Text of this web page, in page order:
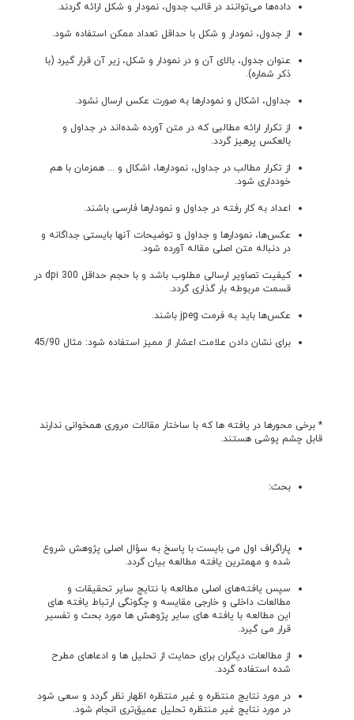
داده‌ها می‌توانند در قالب جدول، نمودار و شکل ارائه گردند.
از جدول، نمودار و شکل با حداقل تعداد ممکن استفاده شود.
عنوان جدول، بالای آن و در نمودار و شکل، زير آن قرار گيرد (با
ذکر شماره).
جداول، اشکال و نمودارها به صورت عکس ارسال نشود.
از تکرار ارائه مطالبی که در متن آورده شده‌اند در جداول و
بالعکس پرهیز گردد.
از تکرار مطالب در جداول، نمودارها، اشکال و ... همزمان با هم
خودداری شود.
اعداد به کار رفته در جداول و نمودارها فارسی باشند.
عکس‌ها، نمودارها و جداول و توضيحات آن­ها‌ بايستی جداگانه و
در دنباله متن اصلی مقاله آورده شود.
کيفيت تصاوير ارسالی مطلوب باشد و با حجم حداقل dpi 300 در
قسمت مربوطه بار گذاری گردد.
عکس‌ها بايد به فرمت ‌jpeg باشند.
برای نشان دادن علامت اعشار از ممیز استفاده شود: مثال 45/90
* برخی محورها در یافته ها که با ساختار مقالات مروری همخوانی ندارند
قابل چشم پوشی هستند.
بحث:
پاراگراف اول می بایست با پاسخ به سؤال اصلی پژوهش شروع
شده و مهم­ترین یافته مطالعه بیان گردد.
سپس يافته‌های اصلی مطالعه با نتایج سایر تحقیقات و
مطالعات داخلی و خارجی مقایسه و چگونگی ارتباط یافته های
این مطالعه با یافته های سایر پژوهش ها مورد بحث و تفسیر
قرار می گیرد.
از مطالعات دیگران برای حمایت از تحلیل ها و ادعاهای مطرح
شده استفاده گردد.
در مورد نتایج منتظره و غیر منتظره اظهار نظر گردد و سعی شود
در مورد نتایج غیر منتظره تحلیل عمیق‌تری انجام شود.